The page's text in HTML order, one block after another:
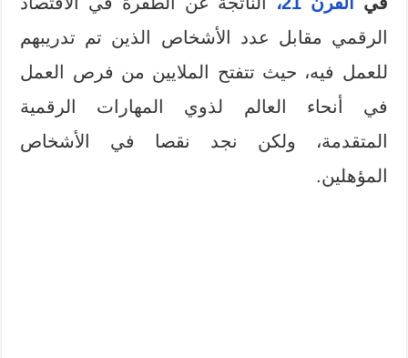
الرقمي مقابل عدد الأشخاص الذين تم تدريبهم
للعمل فيه، حيث تتفتح الملايين من فرص العمل
في أنحاء العالم لذوي المهارات الرقمية
المتقدمة، ولكن نجد نقصا في الأشخاص
المؤهلين.